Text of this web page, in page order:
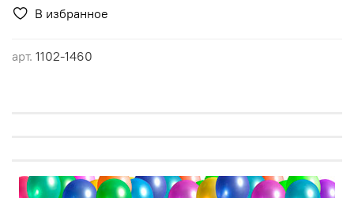
В избранное
арт. 1102-1460